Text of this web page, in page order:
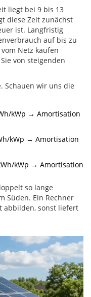
liegt bei 9 bis 13
diese Zeit zunächst
ist. Langfristig
auf bis zu
Netz kaufen
von steigenden
Schauen wir uns die
kWp → Amortisation
kWp → Amortisation
kWp → Amortisation
so lange
Süden. Ein Rechner
abbilden, sonst liefert